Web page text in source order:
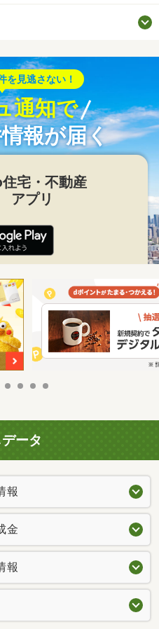
を見逃さない！
通知で
報が届く
宅・不動産
アプリ
ータ
報
金
報